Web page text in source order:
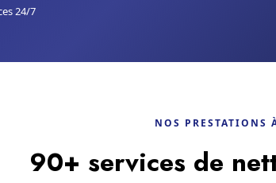
24/7
NOS PRESTATIONS
90+ services de